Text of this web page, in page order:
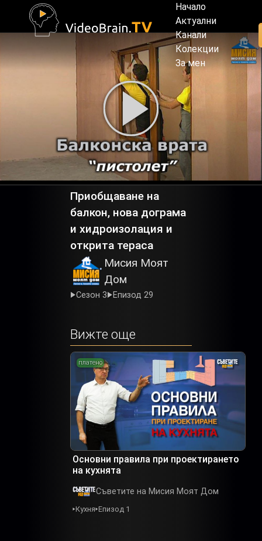
Начало
Актуални
Канали
Колекции
За мен
Приобщаване на
балкон, нова дограма
и хидроизолация и
открита тераса
Мисия Моят
Дом
Сезон 3 Епизод 29
Вижте още
платено
Основни правила при проектирането
на кухнята
Съветите на Мисия Моят Дом
Кухня Епизод 1